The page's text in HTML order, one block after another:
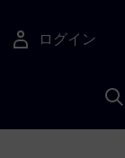
ログイン